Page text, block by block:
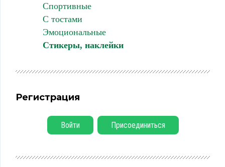
Спортивные
С тостами
Эмоциональные
Стикеры, наклейки
Регистрация
Войти Присоединиться